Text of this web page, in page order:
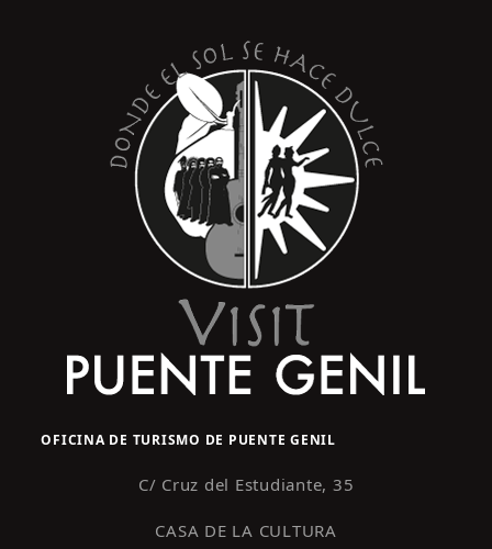
OFICINA DE TURISMO DE PUENTE GENIL
C/ Cruz del Estudiante, 35
CASA DE LA CULTURA